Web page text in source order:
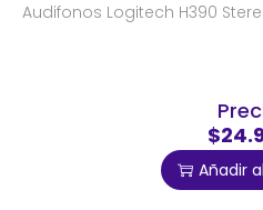
Audifonos Logitech H390
Añadir